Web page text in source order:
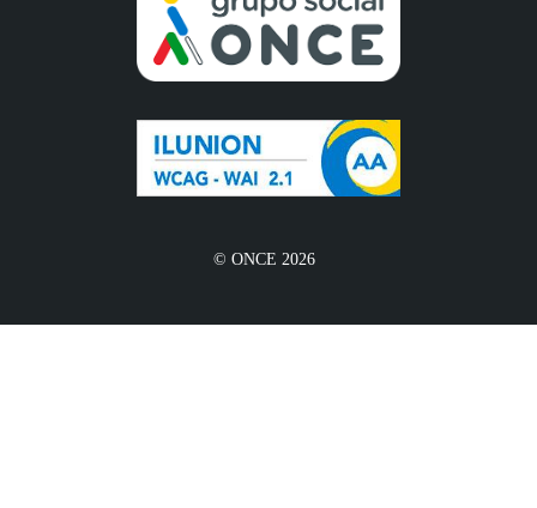
© ONCE 2026